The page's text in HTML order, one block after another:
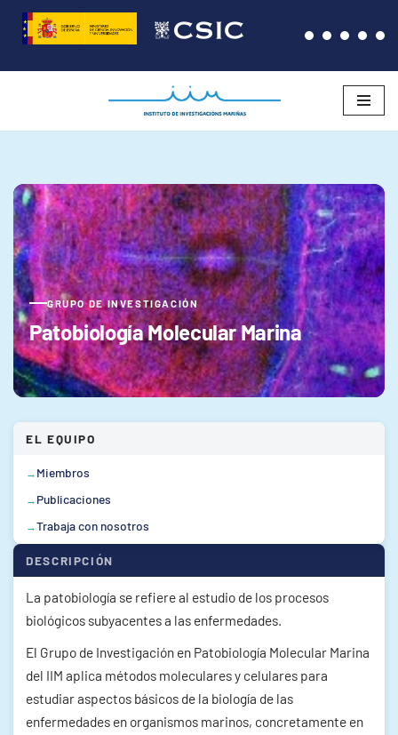
Saltar
al
GRUPO DE INVESTIGACIÓN
Patobiología Molecular Marina
DESCRIPCIÓN
La patobiología se refiere al estudio de los procesos
biológicos subyacentes a las enfermedades.
El Grupo de Investigación en Patobiología Molecular Marina
del IIM aplica métodos moleculares y celulares para
estudiar aspectos básicos de la biología de las
enfermedades en organismos marinos, concretamente en
EL EQUIPO
Miembros
Publicaciones
Trabaja con nosotros